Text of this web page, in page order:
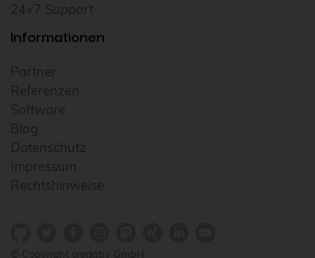
HowTo: Proxmox-Cluster mit Ansible
erstellen
Icinga
ICU
ICU4X
24×7 Support
Informationen
Partner
Referenzen
Software
Blog
Datenschutz
Impressum
Rechtshinweise
© Copyright credativ GmbH